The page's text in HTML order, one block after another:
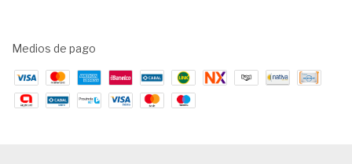
Medios de pago